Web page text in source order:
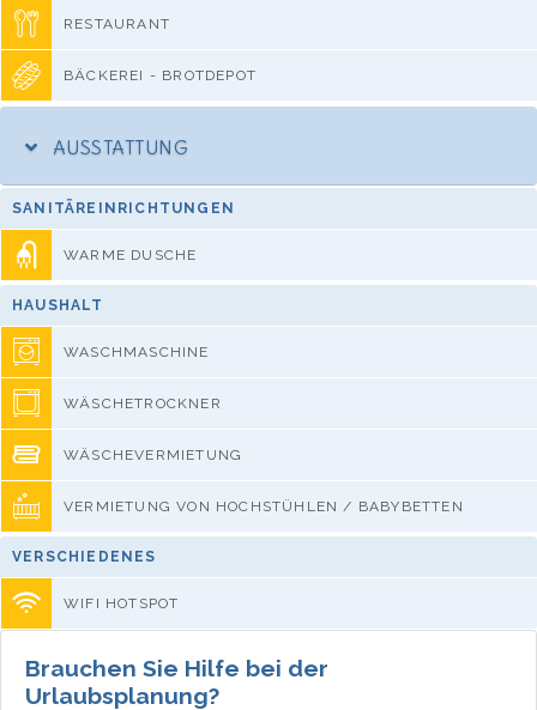
RESTAURANT
BÄCKEREI - BROTDEPOT
AUSSTATTUNG
SANITÄREINRICHTUNGEN
WARME DUSCHE
HAUSHALT
WASCHMASCHINE
WÄSCHETROCKNER
WÄSCHEVERMIETUNG
VERMIETUNG VON HOCHSTÜHLEN / BABYBETTEN
VERSCHIEDENES
WIFI HOTSPOT
Brauchen Sie Hilfe bei der
Urlaubsplanung?